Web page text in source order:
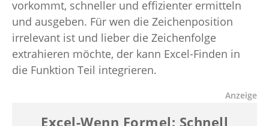
vorkommt, schneller und effizienter ermitteln
und ausgeben. Für wen die Zeichenposition
irrelevant ist und lieber die Zeichenfolge
extrahieren möchte, der kann Excel-Finden in
die Funktion Teil integrieren.